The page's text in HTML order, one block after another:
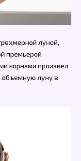
луной,
премьерой
корнями произвел
луну в